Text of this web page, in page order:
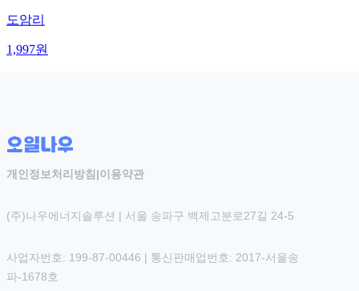
도암리
1,997원
개인정보처리방침 |이용약관
(주)나우에너지솔루션 | 서울 송파구 백제고분로27길 24-5
사업자번호: 199-87-00446 | 통신판매업번호: 2017-서울송
파-1678호